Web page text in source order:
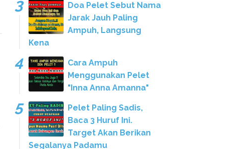
Doa Pelet Sebut Nama
Jarak Jauh Paling
Ampuh, Langsung
Kena
Cara Ampuh
Menggunakan Pelet
"Inna Anna Amanna"
Pelet Paling Sadis,
Baca 3 Huruf Ini.
Target Akan Berikan
Segalanya Padamu